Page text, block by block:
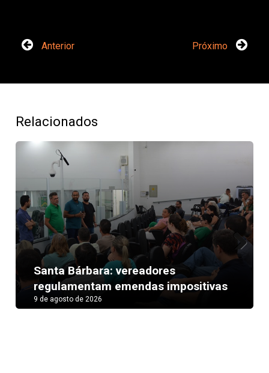
Anterior Próximo
Relacionados
Santa Bárbara: vereadores
regulamentam emendas impositivas
9 de agosto de 2026